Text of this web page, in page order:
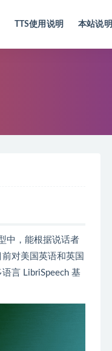
TTS使用说明 本站说明
中，能根据说话者
对美国英语和英国
言 LibriSpeech 基